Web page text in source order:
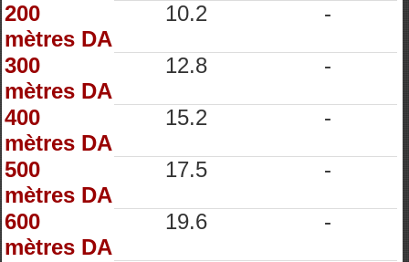
200
mètres DA
10.2 -
300
mètres DA
12.8 -
400
mètres DA
15.2 -
500
mètres DA
17.5 -
600
mètres DA
19.6 -